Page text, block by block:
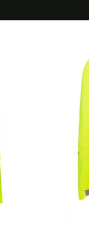
Letnie promocje 🔥 -5%